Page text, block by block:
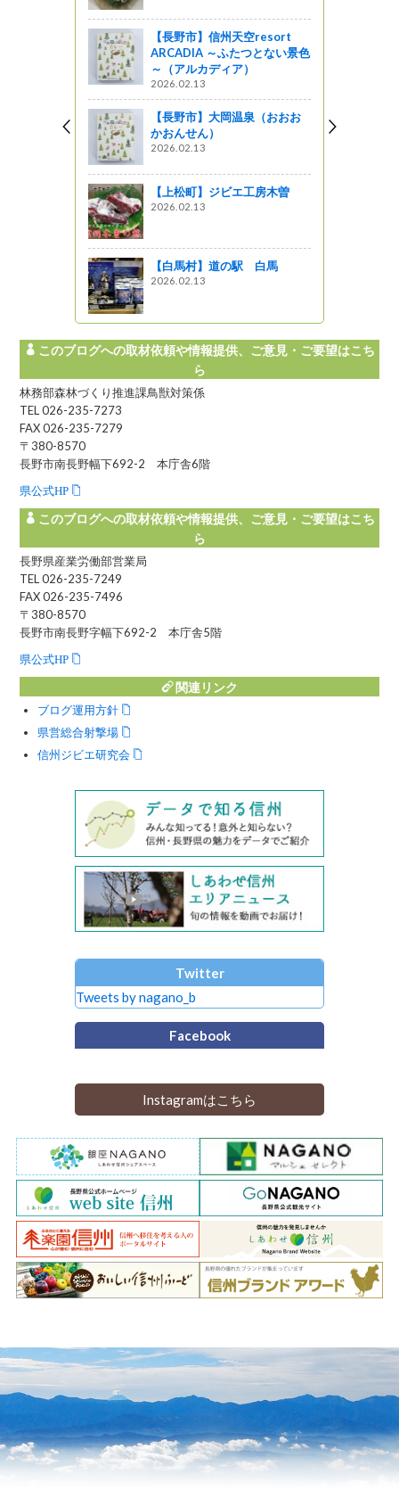
【長野市】信州天空resort
ARCADIA ～ふたつとない景色
～（アルカディア）
2026.02.13
【長野市】大岡温泉（おおお
かおんせん）
2026.02.13
【上松町】ジビエ工房木曽
2026.02.13
【白馬村】道の駅 白馬
2026.02.13
このブログへの取材依頼や情報提供、ご意見・ご要望はこち
ら
林務部森林づくり推進課鳥獣対策係
TEL 026-235-7273
FAX 026-235-7279
〒380-8570
長野市南長野幅下692-2 本庁舎6階
県公式HP
このブログへの取材依頼や情報提供、ご意見・ご要望はこち
ら
長野県産業労働部営業局
TEL 026-235-7249
FAX 026-235-7496
〒380-8570
長野市南長野字幅下692-2 本庁舎5階
県公式HP
関連リンク
ブログ運用方針
県営総合射撃場
信州ジビエ研究会
Twitter
Tweets by nagano_b
Facebook
Instagramはこちら